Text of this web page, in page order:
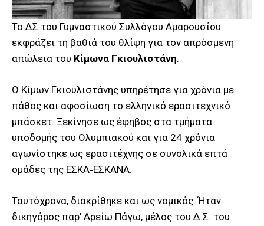
Το ΔΣ του Γυμναστικού Συλλόγου Αμαρουσίου
εκφράζει τη βαθιά του θλίψη για τον απρόσμενη
απώλεια του Κίμωνα Γκιουλιστάνη.
Ο Κίμων Γκιουλιστάνης υπηρέτησε για χρόνια με
πάθος και αφοσίωση το ελληνικό ερασιτεχνικό
μπάσκετ. Ξεκίνησε ως έφηβος στα τμήματα
υποδομής του Ολυμπιακού και για 24 χρόνια
αγωνίστηκε ως ερασιτέχνης σε συνολικά επτά
ομάδες της ΕΣΚΑ‑ΕΣΚΑΝΑ.
Ταυτόχρονα, διακρίθηκε και ως νομικός. Ήταν
δικηγόρος παρ’ Αρείω Πάγω, μέλος του Δ.Σ. του